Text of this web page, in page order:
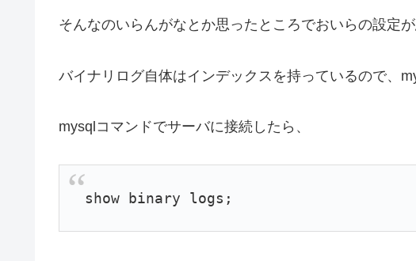
そんなのいらんがなとか思ったところでおいらの設定
バイナリログ自体はインデックスを持っているので、
mysqlコマンドでサーバに接続したら、
show binary logs;